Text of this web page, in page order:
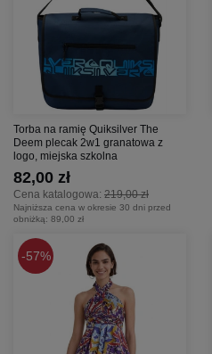
Torba na ramię Quiksilver The
Deem plecak 2w1 granatowa z
logo, miejska szkolna
Cena katalogowa: 219,00 zł
82,00 zł
Najniższa cena w okresie 30 dni przed
obniżką: 89,00 zł
57%